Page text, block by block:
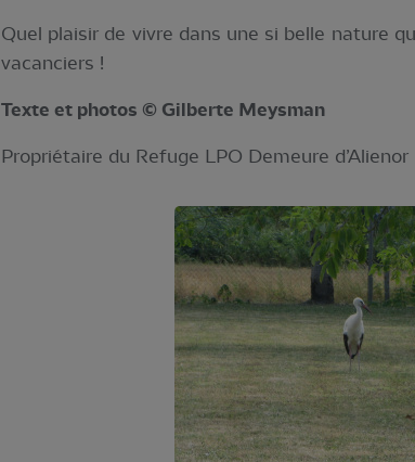
Quel plaisir de vivre dans une si belle nature
vacanciers !
Texte et photos © Gilberte Meysman
Propriétaire du Refuge LPO Demeure d’Alienor